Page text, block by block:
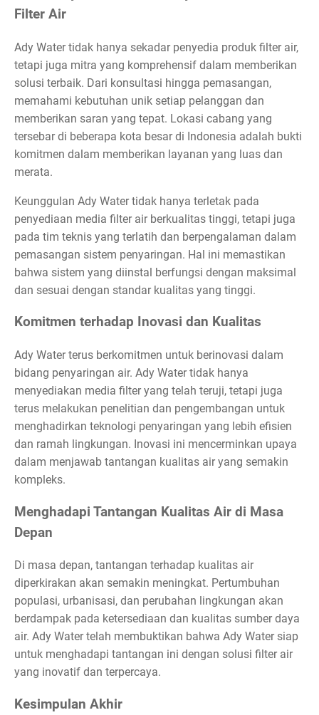
Filter Air
Ady Water tidak hanya sekadar penyedia produk filter air,
tetapi juga mitra yang komprehensif dalam memberikan
solusi terbaik. Dari konsultasi hingga pemasangan,
memahami kebutuhan unik setiap pelanggan dan
memberikan saran yang tepat. Lokasi cabang yang
tersebar di beberapa kota besar di Indonesia adalah bukti
komitmen dalam memberikan layanan yang luas dan
merata.
Keunggulan Ady Water tidak hanya terletak pada
penyediaan media filter air berkualitas tinggi, tetapi juga
pada tim teknis yang terlatih dan berpengalaman dalam
pemasangan sistem penyaringan. Hal ini memastikan
bahwa sistem yang diinstal berfungsi dengan maksimal
dan sesuai dengan standar kualitas yang tinggi.
Komitmen terhadap Inovasi dan Kualitas
Ady Water terus berkomitmen untuk berinovasi dalam
bidang penyaringan air. Ady Water tidak hanya
menyediakan media filter yang telah teruji, tetapi juga
terus melakukan penelitian dan pengembangan untuk
menghadirkan teknologi penyaringan yang lebih efisien
dan ramah lingkungan. Inovasi ini mencerminkan upaya
dalam menjawab tantangan kualitas air yang semakin
kompleks.
Menghadapi Tantangan Kualitas Air di Masa
Depan
Di masa depan, tantangan terhadap kualitas air
diperkirakan akan semakin meningkat. Pertumbuhan
populasi, urbanisasi, dan perubahan lingkungan akan
berdampak pada ketersediaan dan kualitas sumber daya
air. Ady Water telah membuktikan bahwa Ady Water siap
untuk menghadapi tantangan ini dengan solusi filter air
yang inovatif dan terpercaya.
Kesimpulan Akhir